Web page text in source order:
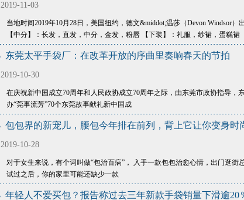
2019-11-03
当地时间2019年10月28日，美国纽约，德文&middot;温莎（Devon Windsor）
【中分】：长发，直发，中分，金发，粉唇 【下装】：礼服，纱裙，蛋糕裙
东莞太平手袋厂：在改革开放的序曲里奏响春天的节拍
2019-10-30
在庆祝新中国成立70周年和人民政协成立70周年之际，由东莞市政协指导，
办“莞事流芳”70个东莞故事献礼新中国成
包包界的新宠儿，腰包今年排在前列，背上它让你变身时
2019-10-28
对于女生来说，有个词叫做“包治百病”， 入手一款包包治愈心情，出门逛
试过之后，你的家里可能还缺少一款
年轻人不爱买包？报告称过去三年新款手袋销量下滑逾20